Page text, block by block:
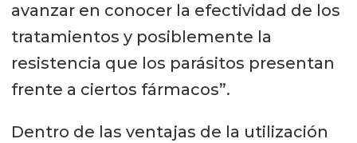
avanzar en conocer la efectividad de los
tratamientos y posiblemente la
resistencia que los parásitos presentan
frente a ciertos fármacos”.
Dentro de las ventajas de la utilización